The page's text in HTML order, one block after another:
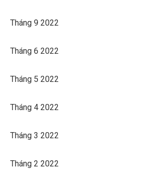
Tháng 9 2022
Tháng 6 2022
Tháng 5 2022
Tháng 4 2022
Tháng 3 2022
Tháng 2 2022